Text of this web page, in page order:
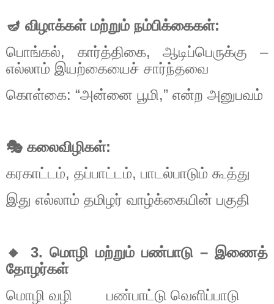
🪔 விழாக்கள் மற்றும் நம்பிக்கைகள்:
பொங்கல், கார்த்திகை,ஆடிப்பெருக்கு –
எல்லாம் இயற்கையைச் சார்ந்தவை
கொள்கை: “அன்னை பூமி,” என்ற அனுபவம்
🎭 கலைவிழிகள்:
கரகாட்டம், தப்பாட்டம், பாடல்பாடும் கூத்து
இது எல்லாம் தமிழர் வாழ்க்கையின் பகுதி
🔸 3.மொழி மற்றும் பண்பாடு–இணைத்
தோழர்கள்
மொழி வழி பண்பாட்டு வெளிப்பாடு